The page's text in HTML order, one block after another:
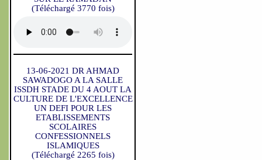
(Téléchargé 3770 fois)
13-06-2021 DR AHMAD
SAWADOGO A LA SALLE
ISSDH STADE DU 4 AOUT LA
CULTURE DE L'EXCELLENCE
UN DEFI POUR LES
ETABLISSEMENTS
SCOLAIRES
CONFESSIONNELS
ISLAMIQUES
(Téléchargé 2265 fois)